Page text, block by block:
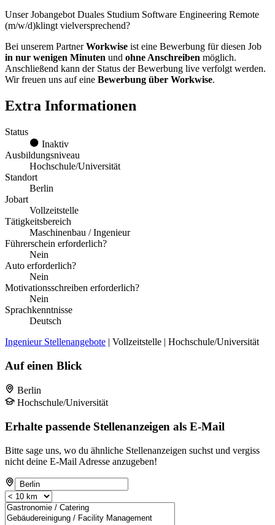
Unser Jobangebot Duales Studium Software Engineering Remote
(m/w/d)klingt vielversprechend?
Bei unserem PartnerWorkwise ist eine Bewerbung für diesen Job
in nur wenigen Minuten und ohne Anschreiben möglich.
Anschließend kann der Status der Bewerbung live verfolgt werden.
Wir freuen uns auf eine Bewerbung über Workwise.
Extra Informationen
Status
Inaktiv
Ausbildungsniveau
Hochschule/Universität
Standort
Berlin
Jobart
Vollzeitstelle
Tätigkeitsbereich
Maschinenbau / Ingenieur
Führerschein erforderlich?
Nein
Auto erforderlich?
Nein
Motivationsschreiben erforderlich?
Nein
Sprachkenntnisse
Deutsch
Ingenieur Stellenangebote | Vollzeitstelle | Hochschule/Universität
Auf einen Blick
Berlin
Hochschule/Universität
Erhalte passende Stellenanzeigen als E-Mail
Bitte sage uns, wo du ähnliche Stellenanzeigen suchst und vergiss
nicht deine E-Mail Adresse anzugeben!